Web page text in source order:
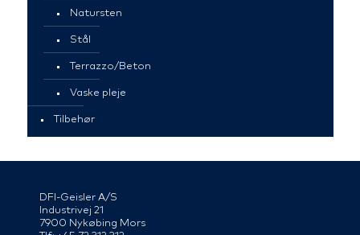
Natursten
Stål
Terrazzo/Beton
Vaske pleje
Tilbehør
DFI-Geisler A/S
Industrivej 21
7900 Nykøbing Mors